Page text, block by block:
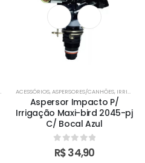
,RAIN BIRD
ACESSÓRIOS,ASPERSORES/CANHÕES, IRRIGAÇÃO
Aspersor Impacto P/
Irrigação Maxi-bird 2045-pj
C/ Bocal Azul
0out of 5
R$34,90